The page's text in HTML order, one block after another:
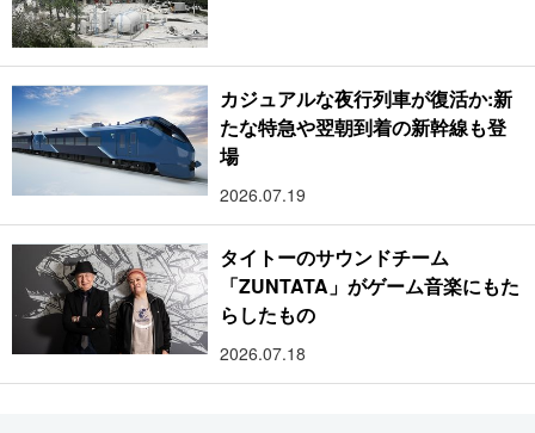
カジュアルな夜行列車が復活か:新
たな特急や翌朝到着の新幹線も登
場
2026.07.19
タイトーのサウンドチーム
「ZUNTATA」がゲーム音楽にもた
らしたもの
2026.07.18